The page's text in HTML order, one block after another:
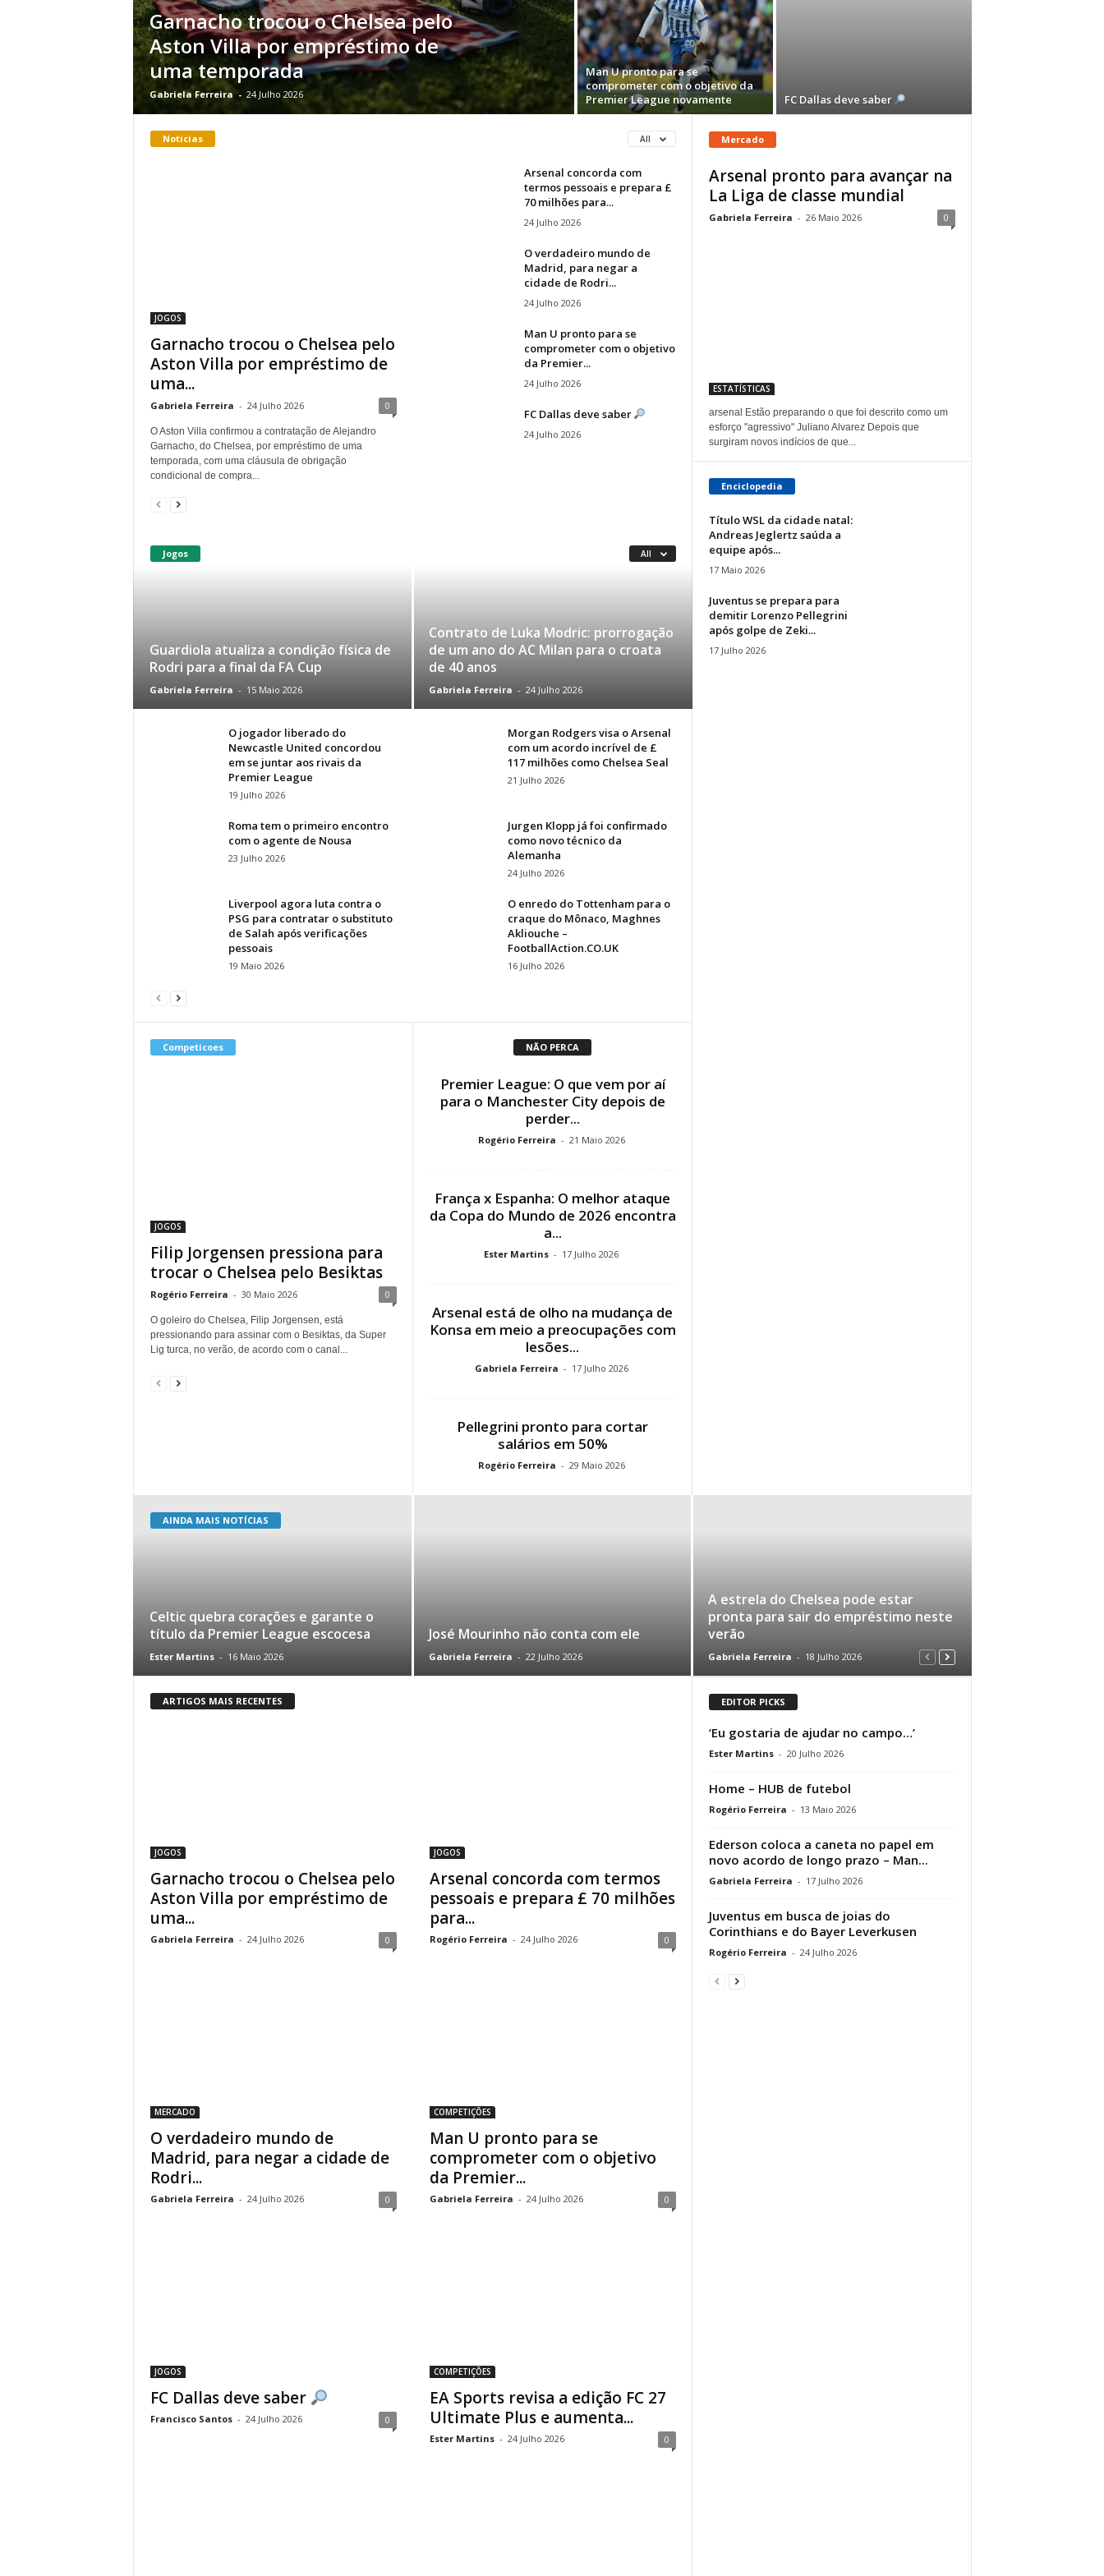
Garnacho trocou o Chelsea pelo
Aston Villa por empréstimo de
uma temporada
Gabriela Ferreira - 24 Julho 2026
Man U pronto para se
comprometer com o objetivo da
Premier League novamente
FC Dallas deve saber
Noticias All
JOGOS
Garnacho trocou o Chelsea pelo
Aston Villa por empréstimo de
uma...
Gabriela Ferreira - 24 Julho 2026 0
O Aston Villa confirmou a contratação de Alejandro
Garnacho, do Chelsea, por empréstimo de uma
temporada, com uma cláusula de obrigação
condicional de compra...
Arsenal concorda com
termos pessoais e prepara £
70 milhões para...
24 Julho 2026
O verdadeiro mundo de
Madrid, para negar a
cidade de Rodri...
24 Julho 2026
Man U pronto para se
comprometer com o objetivo
da Premier...
24 Julho 2026
FC Dallas deve saber
24 Julho 2026
Jogos All
Guardiola atualiza a condição física de
Rodri para a final da FA Cup
Gabriela Ferreira - 15 Maio 2026
Contrato de Luka Modric: prorrogação
de um ano do AC Milan para o croata
de 40 anos
Gabriela Ferreira - 24 Julho 2026
O jogador liberado do
Newcastle United concordou
em se juntar aos rivais da
Premier League
19 Julho 2026
Morgan Rodgers visa o Arsenal
com um acordo incrível de £
117 milhões como Chelsea Seal
21 Julho 2026
Roma tem o primeiro encontro
com o agente de Nousa
23 Julho 2026
Jurgen Klopp já foi confirmado
como novo técnico da
Alemanha
24 Julho 2026
Liverpool agora luta contra o
PSG para contratar o substituto
de Salah após verificações
pessoais
19 Maio 2026
O enredo do Tottenham para o
craque do Mônaco, Maghnes
Akliouche –
FootballAction.CO.UK
16 Julho 2026
Competicoes
JOGOS
Filip Jorgensen pressiona para
trocar o Chelsea pelo Besiktas
Rogério Ferreira - 30 Maio 2026 0
O goleiro do Chelsea, Filip Jorgensen, está
pressionando para assinar com o Besiktas, da Super
Lig turca, no verão, de acordo com o canal...
NÃO PERCA
Premier League: O que vem por aí
para o Manchester City depois de
perder...
Rogério Ferreira - 21 Maio 2026
França x Espanha: O melhor ataque
da Copa do Mundo de 2026 encontra
a...
Ester Martins - 17 Julho 2026
Arsenal está de olho na mudança de
Konsa em meio a preocupações com
lesões...
Gabriela Ferreira - 17 Julho 2026
Pellegrini pronto para cortar
salários em 50%
Rogério Ferreira - 29 Maio 2026
Mercado
Arsenal pronto para avançar na
La Liga de classe mundial
Gabriela Ferreira - 26 Maio 2026 0
ESTATÍSTICAS
arsenal Estão preparando o que foi descrito como um
esforço "agressivo" Juliano Alvarez Depois que
surgiram novos indícios de que...
Enciclopedia
Título WSL da cidade natal:
Andreas Jeglertz saúda a
equipe após...
17 Maio 2026
Juventus se prepara para
demitir Lorenzo Pellegrini
após golpe de Zeki...
17 Julho 2026
AINDA MAIS NOTÍCIAS
Celtic quebra corações e garante o
título da Premier League escocesa
Ester Martins - 16 Maio 2026
José Mourinho não conta com ele
Gabriela Ferreira - 22 Julho 2026
A estrela do Chelsea pode estar
pronta para sair do empréstimo neste
verão
Gabriela Ferreira - 18 Julho 2026
ARTIGOS MAIS RECENTES
JOGOS
Garnacho trocou o Chelsea pelo
Aston Villa por empréstimo de
uma...
Gabriela Ferreira - 24 Julho 2026 0
JOGOS
Arsenal concorda com termos
pessoais e prepara £ 70 milhões
para...
Rogério Ferreira - 24 Julho 2026 0
MERCADO
O verdadeiro mundo de
Madrid, para negar a cidade de
Rodri...
Gabriela Ferreira - 24 Julho 2026 0
COMPETIÇÕES
Man U pronto para se
comprometer com o objetivo
da Premier...
Gabriela Ferreira - 24 Julho 2026 0
JOGOS
FC Dallas deve saber
Francisco Santos - 24 Julho 2026 0
COMPETIÇÕES
EA Sports revisa a edição FC 27
Ultimate Plus e aumenta...
Ester Martins - 24 Julho 2026 0
EDITOR PICKS
‘Eu gostaria de ajudar no campo…’
Ester Martins - 20 Julho 2026
Home – HUB de futebol
Rogério Ferreira - 13 Maio 2026
Ederson coloca a caneta no papel em
novo acordo de longo prazo – Man...
Gabriela Ferreira - 17 Julho 2026
Juventus em busca de joias do
Corinthians e do Bayer Leverkusen
Rogério Ferreira - 24 Julho 2026